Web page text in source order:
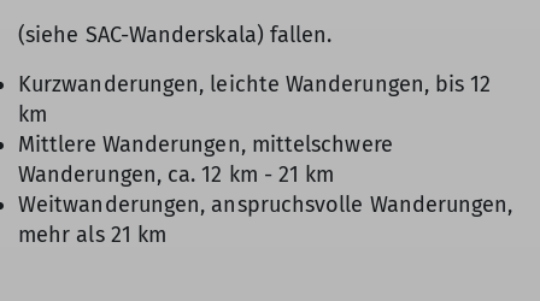
(siehe SAC-Wanderskala) fallen.
Kurzwanderungen, leichte Wanderungen, bis 12
km
Mittlere Wanderungen, mittelschwere
Wanderungen, ca. 12 km - 21 km
Weitwanderungen, anspruchsvolle Wanderungen,
mehr als 21 km